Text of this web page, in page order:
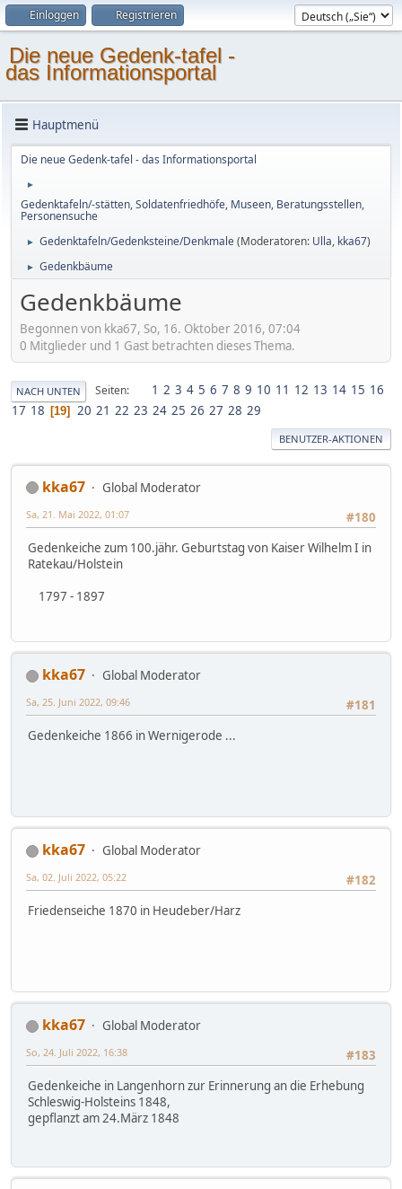
Einloggen Registrieren
Die neue Gedenk-tafel -
das Informationsportal
Hauptmenü
Die neue Gedenk-tafel - das Informationsportal
►
Gedenktafeln/-stätten, Soldatenfriedhöfe, Museen, Beratungsstellen,
Personensuche
► Gedenktafeln/Gedenksteine/Denkmale(Moderatoren: Ulla, kka67)
► Gedenkbäume
Gedenkbäume
Begonnen von kka67, So, 16. Oktober 2016, 07:04
0 Mitglieder und 1 Gast betrachten dieses Thema.
NACH UNTEN Seiten 1 2 3 4 5 6 7 8 9 10 11 12 13 14 15 16
17 18 19 20 21 22 23 24 25 26 27 28 29
BENUTZER-AKTIONEN
kka67
Global Moderator
#180
Sa, 21. Mai 2022, 01:07
Gedenkeiche zum 100.jähr. Geburtstag von Kaiser Wilhelm I in
Ratekau/Holstein
1797 - 1897
kka67
Global Moderator
#181
Sa, 25. Juni 2022, 09:46
Gedenkeiche 1866 in Wernigerode ...
kka67
Global Moderator
#182
Sa, 02. Juli 2022, 05:22
Friedenseiche 1870 in Heudeber/Harz
kka67
Global Moderator
#183
So, 24. Juli 2022, 16:38
Gedenkeiche in Langenhorn zur Erinnerung an die Erhebung
Schleswig-Holsteins 1848,
gepflanzt am 24.März 1848